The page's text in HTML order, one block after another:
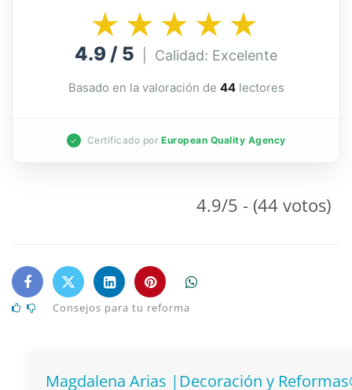
★★★★★
4.9 / 5 | Calidad: Excelente
Basado en la valoración de 44lectores
✓ Certificado por European Quality Agency
4.9/5 - (44 votos)
Consejos para tu reforma
Magdalena Arias |Decoración y